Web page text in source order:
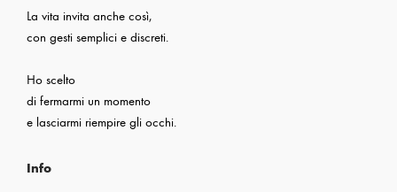
La vita invita anche così,
con gesti semplici e discreti.
Ho scelto
di fermarmi un momento
e lasciarmi riempire gli occhi.
Info